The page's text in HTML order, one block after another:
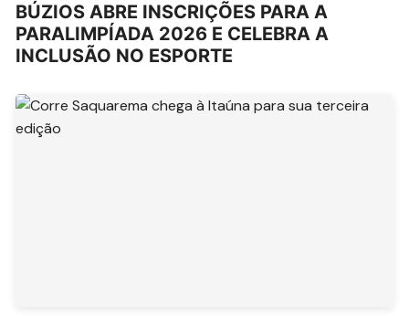
BÚZIOS ABRE INSCRIÇÕES PARA A
PARALIMPÍADA 2026 E CELEBRA A
INCLUSÃO NO ESPORTE